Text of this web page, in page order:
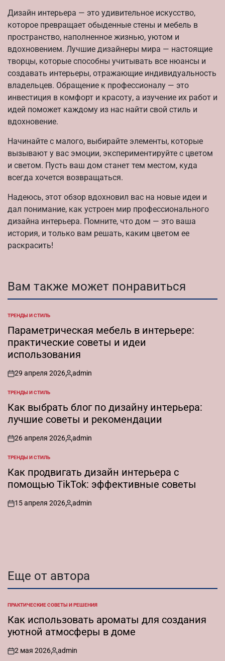
Дизайн интерьера — это удивительное искусство,
которое превращает обыденные стены и мебель в
пространство, наполненное жизнью, уютом и
вдохновением. Лучшие дизайнеры мира — настоящие
творцы, которые способны учитывать все нюансы и
создавать интерьеры, отражающие индивидуальность
владельцев. Обращение к профессионалу — это
инвестиция в комфорт и красоту, а изучение их работ и
идей поможет каждому из нас найти свой стиль и
вдохновение.
Начинайте с малого, выбирайте элементы, которые
вызывают у вас эмоции, экспериментируйте с цветом
и светом. Пусть ваш дом станет тем местом, куда
всегда хочется возвращаться.
Надеюсь, этот обзор вдохновил вас на новые идеи и
дал понимание, как устроен мир профессионального
дизайна интерьера. Помните, что дом — это ваша
история, и только вам решать, каким цветом ее
раскрасить!
Вам также может понравиться
ОПУБЛИКОВАНО
В
ТРЕНДЫ И СТИЛЬ
Параметрическая мебель в интерьере:
практические советы и идеи
использования
on
29 апреля 2026
Запись
admin
ОПУБЛИКОВАНО
В
ТРЕНДЫ И СТИЛЬ
Как выбрать блог по дизайну интерьера:
лучшие советы и рекомендации
on
26 апреля 2026
Запись
admin
ОПУБЛИКОВАНО
В
ТРЕНДЫ И СТИЛЬ
Как продвигать дизайн интерьера с
помощью TikTok: эффективные советы
on
15 апреля 2026
Запись
admin
Еще от автора
ОПУБЛИКОВАНО
В
ПРАКТИЧЕСКИЕ СОВЕТЫ И РЕШЕНИЯ
Как использовать ароматы для создания
уютной атмосферы в доме
on
2 мая 2026
Запись
admin